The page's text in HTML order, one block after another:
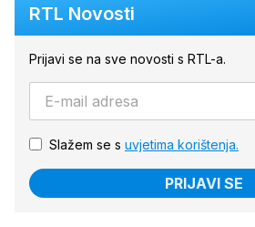
RTL Novosti
Prijavi se na sve novosti s RTL-a.
Slažem se s uvjetima korištenja.
PRIJAVI SE